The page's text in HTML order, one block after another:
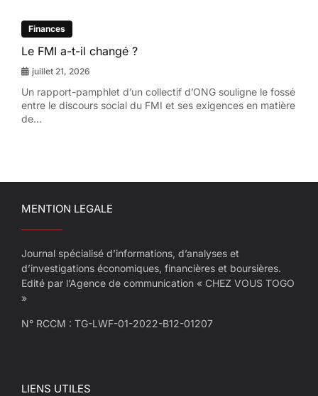
Finances
Le FMI a-t-il changé ?
juillet 21, 2026
Un rapport-pamphlet d’un collectif d’ONG souligne le fossé
entre le discours social du FMI et ses exigences en matière
de...
MENTION LEGALE
Journal spécialisé d’informations, d’analyses et
d’investigations économiques, financières et boursières.
Edité par l’Agence de communication « CHEZ VOUS TOGO
»
N° RCCM : TG-LWF-01-2022-B12-01207
LIENS UTILES